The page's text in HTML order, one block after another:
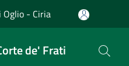
Oglio - Ciria
de' Frati